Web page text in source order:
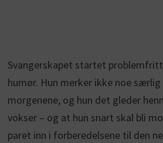
Svangerskapet startet
humør. Hun merker ikke noe
morgenene, og hun det gleder
vokser – og at hun snart skal bli
paret inn i forberedelsene til den